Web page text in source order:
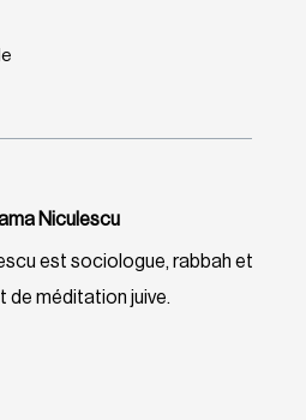
Niculescu
est sociologue, rabbah et
de méditation juive.